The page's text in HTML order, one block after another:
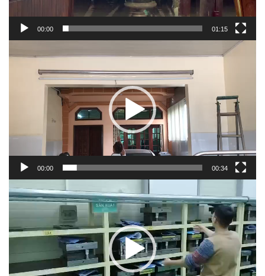
00:00 01:15
00:00 00:34
Trình
chơi
Video